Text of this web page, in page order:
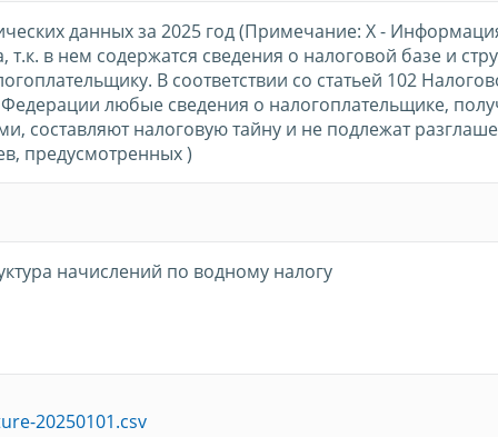
данных за 2025 год (Примечание: Х -
т.к. в нем содержатся сведения о налоговой базе и
В соответствии со статьей 102
Федерации любые сведения о налогоплательщике,
составляют налоговую тайну и не подлежат
предусмотренных )
начислений по водному налогу
20250101.csv